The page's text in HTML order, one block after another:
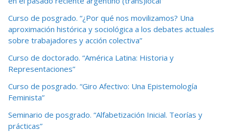
Curso de posgrado. “¿Por qué nos movilizamos? Una
aproximación histórica y sociológica a los debates actuales
sobre trabajadores y acción colectiva”
Curso de doctorado. “América Latina: Historia y
Representaciones”
Curso de posgrado. “Giro Afectivo: Una Epistemología
Feminista”
Seminario de posgrado. “Alfabetización Inicial. Teorías y
prácticas”